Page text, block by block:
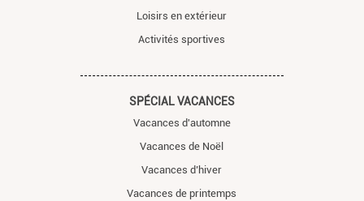
Loisirs en extérieur
Activités sportives
SPÉCIAL VACANCES
Vacances d'automne
Vacances de Noël
Vacances d’hiver
Vacances de printemps